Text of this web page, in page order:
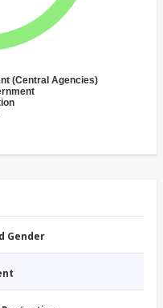
(Central Agencies)
Gender